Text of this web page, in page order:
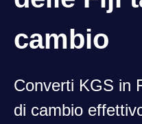
cambio
Converti KGS in
di cambio